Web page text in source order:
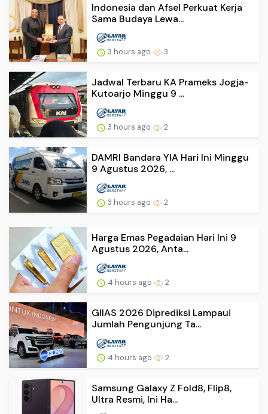
Indonesia dan Afsel Perkuat Kerja
Sama Budaya Lewa...
3 hours ago 3
Jadwal Terbaru KA Prameks Jogja-
Kutoarjo Minggu 9 ...
3 hours ago 2
DAMRI Bandara YIA Hari Ini Minggu
9 Agustus 2026, ...
3 hours ago 2
Harga Emas Pegadaian Hari Ini 9
Agustus 2026, Anta...
4 hours ago 2
GIIAS 2026 Diprediksi Lampaui
Jumlah Pengunjung Ta...
4 hours ago 2
Samsung Galaxy Z Fold8, Flip8,
Ultra Resmi, Ini Ha...